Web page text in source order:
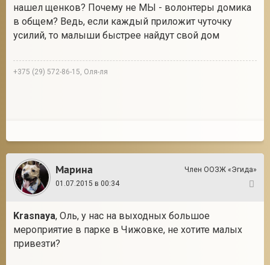
нашел щенков? Почему не МЫ - волонтеры домика
в общем? Ведь, если каждый приложит чуточку
усилий, то малыши быстрее найдут свой дом
+375 (29) 572-86-15, Оля-ля
Марина
Член ООЗЖ «Эгида»
01.07.2015 в 00:34
Krasnaya, Оль, у нас на выходных большое
мероприятие в парке в Чижовке, не хотите малых
привезти?